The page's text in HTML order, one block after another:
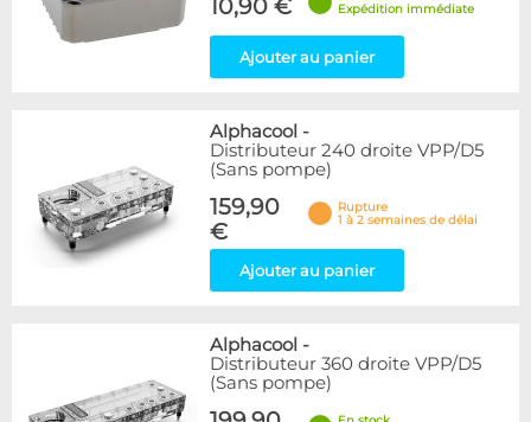
10,90 €
Expédition immédiate
Ajouter au panier
Alphacool -
Distributeur 240 droite VPP/D5
(Sans pompe)
159,90
€
Rupture
1 à 2 semaines de délai
Ajouter au panier
Alphacool -
Distributeur 360 droite VPP/D5
(Sans pompe)